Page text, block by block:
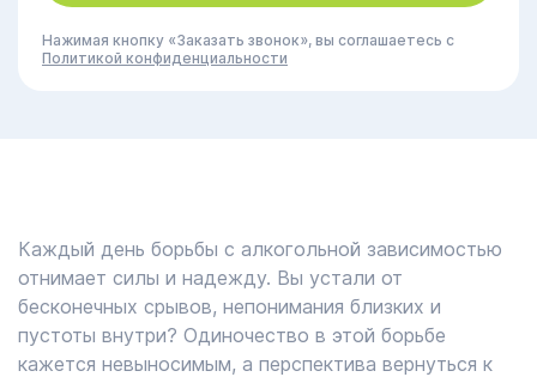
Нажимая кнопку «Заказать звонок», вы соглашаетесь с
Политикой конфиденциальности
Каждый день борьбы с алкогольной зависимостью
отнимает силы и надежду. Вы устали от
бесконечных срывов, непонимания близких и
пустоты внутри? Одиночество в этой борьбе
кажется невыносимым, а перспектива вернуться к